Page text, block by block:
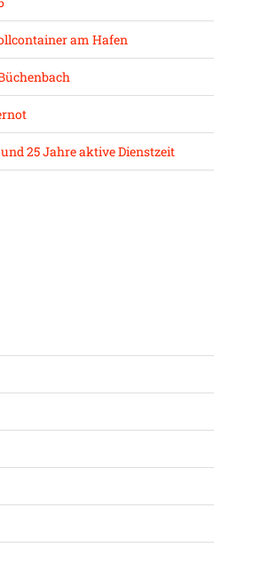
am Hafen
25 Jahre aktive Dienstzeit